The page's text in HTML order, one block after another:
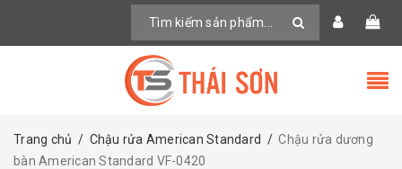
Trang chủ / Chậu rửa American Standard / Chậu rửa dương
bàn American Standard VF-0420